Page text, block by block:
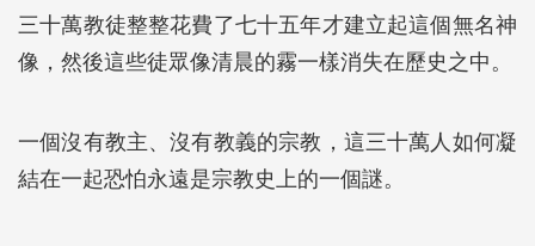
三十萬教徒整整花費了七十五年才建立起這個無名神
像，然後這些徒眾像清晨的霧一樣消失在歷史之中。
一個沒有教主、沒有教義的宗教，這三十萬人如何凝
結在一起恐怕永遠是宗教史上的一個謎。